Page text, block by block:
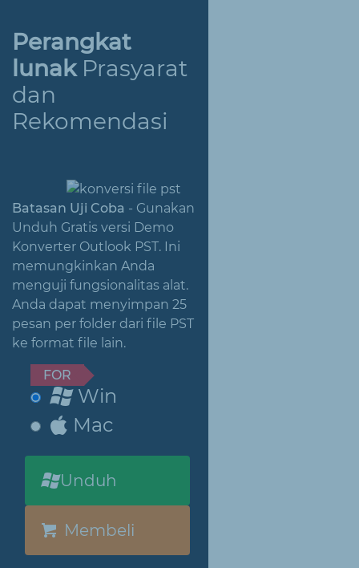
Perangkat
lunakPrasyarat
dan
Rekomendasi
Batasan Uji Coba - Gunakan
Unduh Gratis versi Demo
Konverter Outlook PST. Ini
memungkinkan Anda
menguji fungsionalitas alat.
Anda dapat menyimpan 25
pesan per folder dari file PST
ke format file lain.
FOR
Win
Mac
Unduh
Membeli